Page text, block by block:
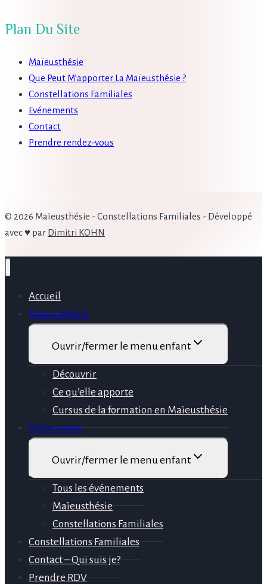
Plan Du Site
Maïeusthésie
Que Peut M’apporter La Maïeusthésie ?
Constellations Familiales
Evénements
Contact
Prendre rendez-vous
© 2026 Maïeusthésie - Constellations Familiales - Développé
avec ♥ par Dimitri KOHN
Accueil
Maïeusthésie
Ouvrir/fermer le menu enfant
Découvrir
Ce qu’elle apporte
Cursus de la formation en Maïeusthésie
Evénements
Ouvrir/fermer le menu enfant
Tous les événements
Maïeusthésie
Constellations Familiales
Constellations Familiales
Contact – Qui suis je?
Prendre RDV